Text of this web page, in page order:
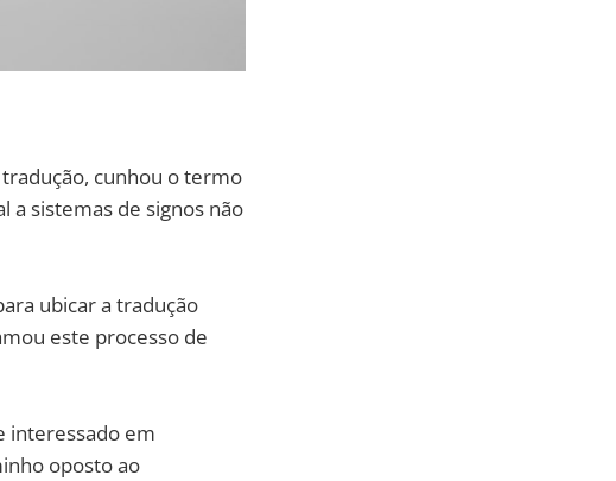
cunhou o termo
a sistemas de signos não
ubicar a tradução
este processo de
interessado em
oposto ao